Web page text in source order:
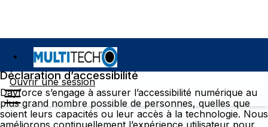
Ouvrir une session
Déclaration d’accessibilité
Dayforce s’engage à assurer l’accessibilité numérique au
plus grand nombre possible de personnes, quelles que
soient leurs capacités ou leur accès à la technologie. Nous